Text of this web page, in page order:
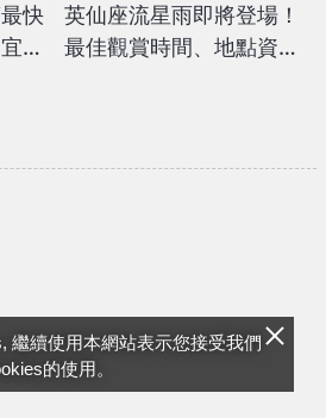
繼續使用本網站表示您接受我們
的使用。
快
蘭
英仙座流星雨即將登場！
最佳觀賞時間、地點資訊